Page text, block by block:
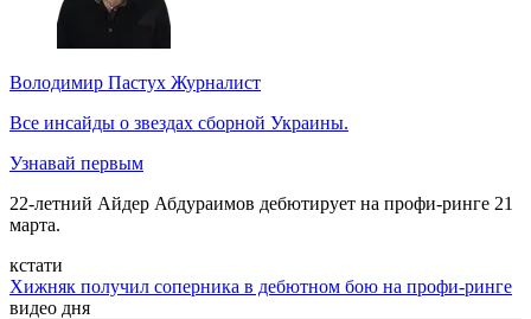
Володимир Пастух Журналист
Все инсайды о звездах сборной Украины.
Узнавай первым
22-летний Айдер Абдураимов дебютирует на профи-ринге 21
марта.
кстати
Хижняк получил соперника в дебютном бою на профи-ринге
видео дня